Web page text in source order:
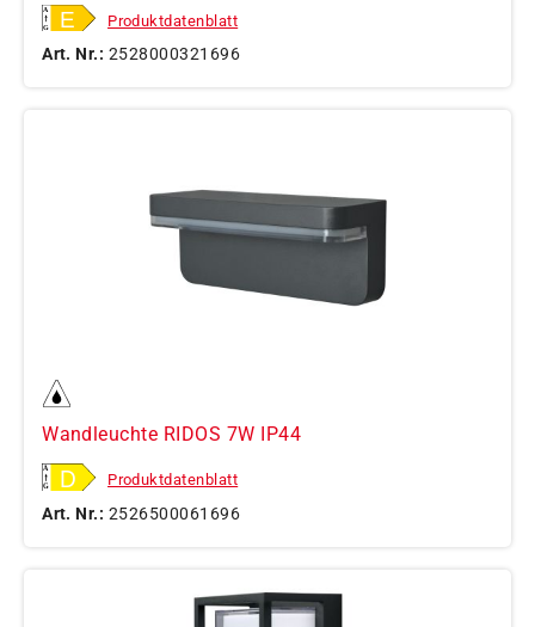
Produktdatenblatt
Art. Nr.: 2528000321696
Wandleuchte RIDOS 7W IP44
Produktdatenblatt
Art. Nr.: 2526500061696